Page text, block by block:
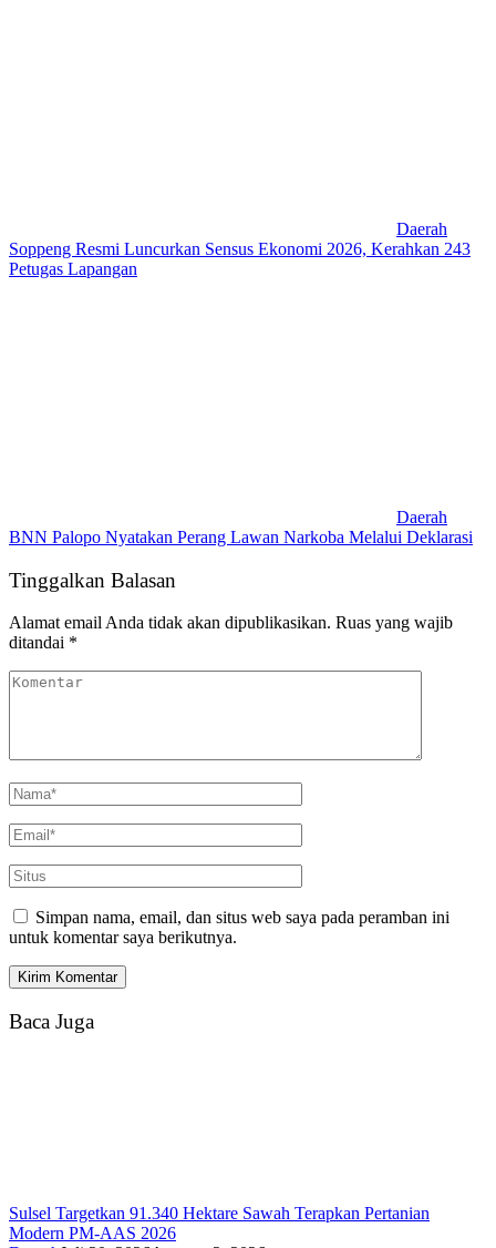
Daerah
Soppeng Resmi Luncurkan Sensus Ekonomi 2026, Kerahkan 243
Petugas Lapangan
Daerah
BNN Palopo Nyatakan Perang Lawan Narkoba Melalui Deklarasi
Tinggalkan Balasan
Alamat email Anda tidak akan dipublikasikan. Ruas yang wajib
ditandai *
Simpan nama, email, dan situs web saya pada peramban ini
untuk komentar saya berikutnya.
Baca Juga
Sulsel Targetkan 91.340 Hektare Sawah Terapkan Pertanian
Modern PM-AAS 2026